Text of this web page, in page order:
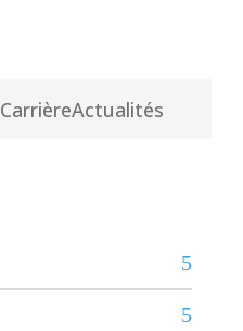
CarrièreActualités